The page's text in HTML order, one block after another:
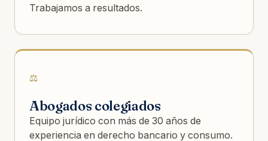
Trabajamos a resultados.
⚖️
Abogados colegiados
Equipo jurídico con más de 30 años de
experiencia en derecho bancario y consumo.